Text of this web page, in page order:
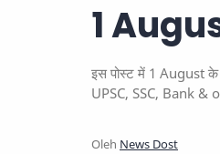
1
इस पोस्ट में 1 August
UPSC, SSC, Bank &